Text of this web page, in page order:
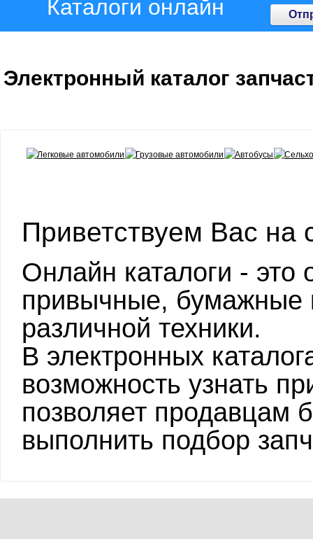
Каталоги онлайн
Электронный каталог
Приветствуем Вас на
Онлайн каталоги -
привычные, бумажные
различной техники.
В электронных
возможность узнать
позволяет продавцам
выполнить подбор